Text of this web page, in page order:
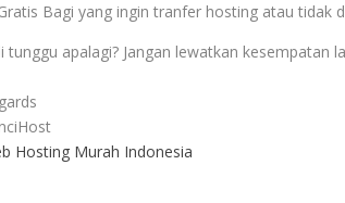
Bagi yang ingin tranfer hosting atau tidak
tunggu apalagi? Jangan lewatkan kesempatan
Hosting Murah Indonesia